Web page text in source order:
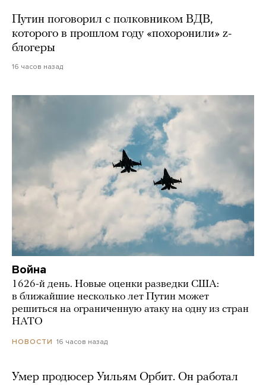
Путин поговорил с полковником ВДВ,
которого в прошлом году «похоронили» z-
блогеры
16 часов назад
Война
1626-й день. Новые оценки разведки США:
в ближайшие несколько лет Путин может
решиться на ограниченную атаку на одну из стран
НАТО
НОВОСТИ 16 часов назад
Умер продюсер Уильям Орбит. Он работал